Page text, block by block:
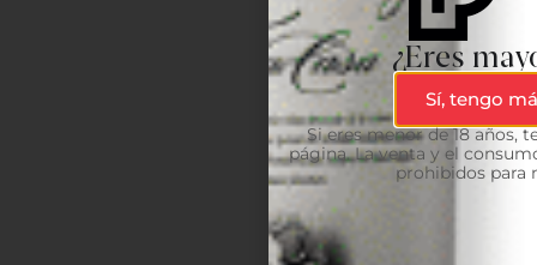
¿Eres
Sí, tengo
Si eres menor de 18 años,
página. La venta y el
prohibidos para